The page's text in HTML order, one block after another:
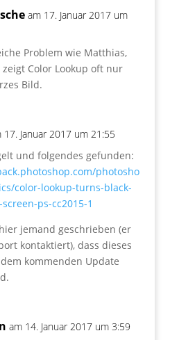
am 17. Januar 2017 um
Problem wie Matthias,
Color Lookup oft nur
Bild.
17. Januar 2017 um 21:55
und folgendes gefunden:
photosho
color-lookup-turns-black-
ps-cc2015-1
jemand geschrieben (er
kontaktiert), dass dieses
kommenden Update
am 14. Januar 2017 um 3:59